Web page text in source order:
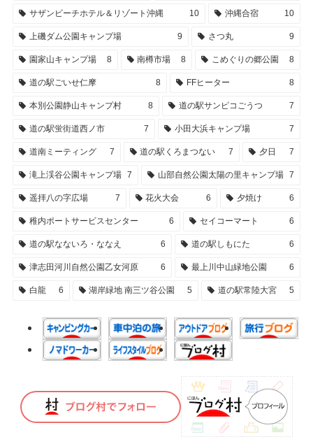
サザンビーチホテル＆リゾート沖縄 10 沖縄合宿 10
上磯ダム公園キャンプ場 9 さつ丸 9
園家山キャンプ場 8 南樽市場 8 こめぐりの郷公園 8
道の駅ごいせ仁摩 8 FFヒーター 8
本別公園静山キャンプ村 8 道の駅サンピコごうつ 7
道の駅蛍街道西ノ市 7 小田大浜キャンプ場 7
道南ミーティング 7 道の駅くろまつない 7 夕日 7
滝上渓谷公園キャンプ場 7 山部自然公園太陽の里キャンプ場 7
遥拝八の字広場 7 花火大会 6 夕焼け 6
稚内ポートサービスセンター 6 セイコーマート 6
道の駅なないろ・ななえ 6 道の駅しもにた 6
津志田河川自然公園乙女河原 6 最上川中山緑地公園 6
白龍 6 湖岸緑地 南三ツ谷公園 5 道の駅常陸大宮 5